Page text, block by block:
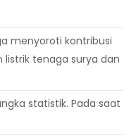
menyoroti kontribusi
listrik tenaga surya dan
statistik. Pada saat